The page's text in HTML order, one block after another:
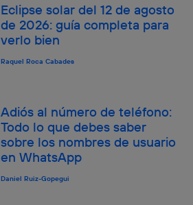
Eclipse solar del 12 de agosto
de 2026: guía completa para
verlo bien
Raquel Roca Cabades
Adiós al número de teléfono:
Todo lo que debes saber
sobre los nombres de usuario
en WhatsApp
Daniel Ruiz-Gopegui